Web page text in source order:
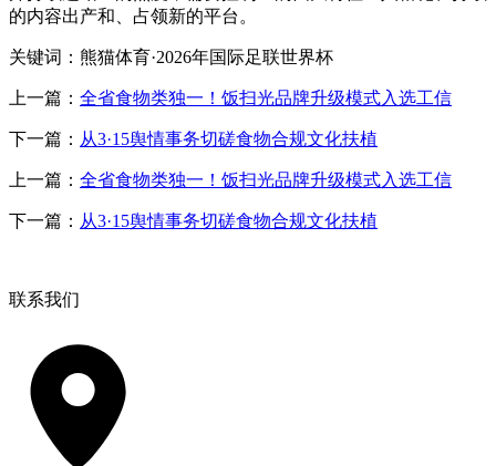
的内容出产和、占领新的平台。
关键词：熊猫体育·2026年国际足联世界杯
上一篇： 全省食物类独一！饭扫光品牌升级模式入选工信
下一篇： 从3·15舆情事务切磋食物合规文化扶植
上一篇： 全省食物类独一！饭扫光品牌升级模式入选工信
下一篇： 从3·15舆情事务切磋食物合规文化扶植
联系我们